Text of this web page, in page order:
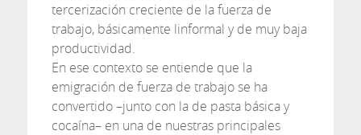
tercerización creciente de la fuerza de
trabajo, básicamente linformal y de muy baja
productividad.
En ese contexto se entiende que la
emigración de fuerza de trabajo se ha
convertido –junto con la de pasta básica y
cocaína– en una de nuestras principales